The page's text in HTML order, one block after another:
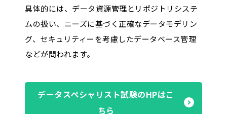
具体的には、データ資源管理とリポジトリシステ
ムの扱い、ニーズに基づく正確なデータモデリン
グ、セキュリティーを考慮したデータベース管理
などが問われます。
データスペシャリスト試験のHPはこ
ちら